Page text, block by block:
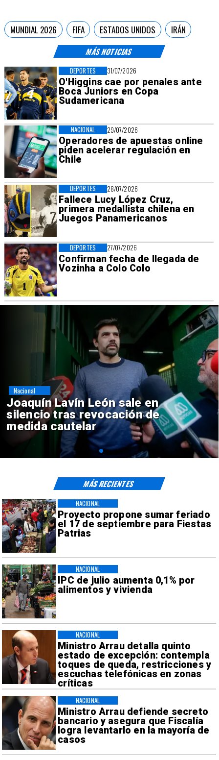
MÁS NOTICIAS
31/07/2026
O'Higgins cae por penales ante
Boca Juniors en Copa
Sudamericana
DEPORTES
29/07/2026
Operadores de apuestas online
piden acelerar regulación en
Chile
NACIONAL
28/07/2026
Fallece Lucy López Cruz,
primera medallista chilena en
Juegos Panamericanos
DEPORTES
27/07/2026
Confirman fecha de llegada de
Vozinha a Colo Colo
DEPORTES
MUNDIAL 2026 FIFA ESTADOS UNIDOS IRÁN
Chile y Venezuela formalizan
reinicio de relaciones
consulares
Nacional
Proyecto propone sumar feriado
el 17 de septiembre para Fiestas
Patrias
NACIONAL
IPC de julio aumenta 0,1% por
alimentos y vivienda
NACIONAL
Ministro Arrau detalla quinto
estado de excepción: contempla
toques de queda, restricciones y
escuchas telefónicas en zonas
críticas
NACIONAL
Ministro Arrau defiende secreto
bancario y asegura que Fiscalía
logra levantarlo en la mayoría de
casos
NACIONAL
MÁS RECIENTES